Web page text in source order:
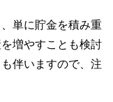
単に貯金を積み重
増やすことも検討
伴いますので、注